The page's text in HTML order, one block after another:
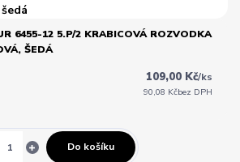
6455-12 5.P/2 KRABICOVÁ ROZVODKA
ŠEDÁ
109,00 Kč/ks
90,08 Kčbez DPH
Do košíku